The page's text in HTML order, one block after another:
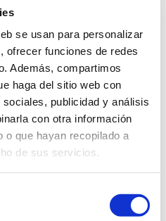
se usan para personalizar
ofrecer funciones de redes
Además, compartimos
haga del sitio web con
publicidad y análisis
con otra información
o que hayan recopilado a
de sus servicios.
una opción
otros dos testimonios de
de ellos fue sobre la
Calcuta,ofrecido porD.
Fraile, sacerdote
y profesor en Word on
desde su juventud a
el testimonio de las
de forma que ha llegado a
imagen de lo exterior, de